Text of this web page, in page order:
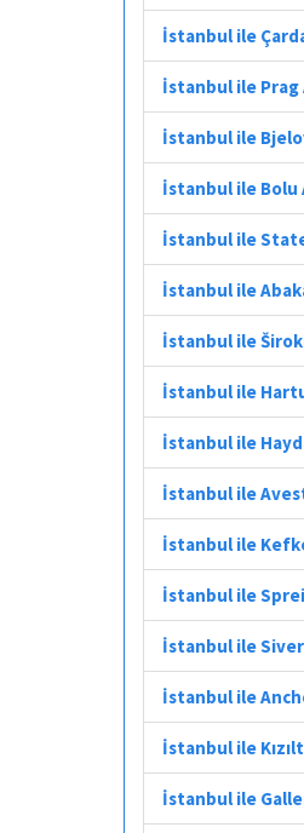
İstanbul ile
İstanbul ile Prag
İstanbul ile
İstanbul ile Bolu
İstanbul ile
İstanbul ile
İstanbul ile
İstanbul ile
İstanbul ile
İstanbul ile
İstanbul ile
İstanbul ile
İstanbul ile
İstanbul ile
İstanbul ile
İstanbul ile